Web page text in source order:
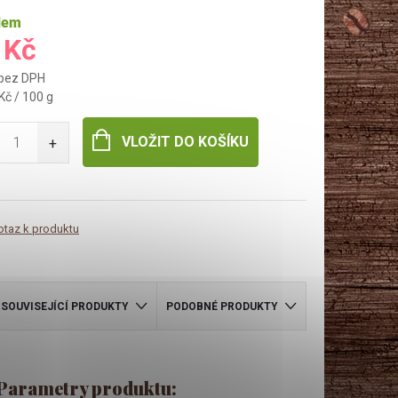
DPH
/ 100 g
VLOŽIT DO KOŠÍKU
k produktu
SOUVISEJÍCÍ PRODUKTY PODOBNÉ PRODUKTY
produktu: